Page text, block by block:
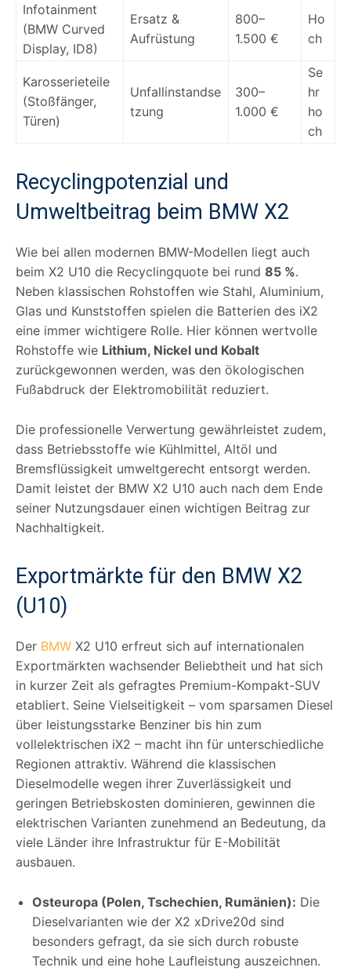
Infotainment
(BMW Curved
Display, ID8)
Ersatz &
Aufrüstung
800–
1.500 €
Ho
ch
Karosserieteile
(Stoßfänger,
Türen)
Unfallinstandse
tzung
300–
1.000 €
Se
hr
ho
ch
Recyclingpotenzial und
Umweltbeitrag beim BMW X2
Wie bei allen modernen BMW-Modellen liegt auch
beim X2 U10 die Recyclingquote bei rund 85 %.
Neben klassischen Rohstoffen wie Stahl, Aluminium,
Glas und Kunststoffen spielen die Batterien des iX2
eine immer wichtigere Rolle. Hier können wertvolle
Rohstoffe wie Lithium, Nickel und Kobalt
zurückgewonnen werden, was den ökologischen
Fußabdruck der Elektromobilität reduziert.
Die professionelle Verwertung gewährleistet zudem,
dass Betriebsstoffe wie Kühlmittel, Altöl und
Bremsflüssigkeit umweltgerecht entsorgt werden.
Damit leistet der BMW X2 U10 auch nach dem Ende
seiner Nutzungsdauer einen wichtigen Beitrag zur
Nachhaltigkeit.
Exportmärkte für den BMW X2
(U10)
Der BMW X2 U10 erfreut sich auf internationalen
Exportmärkten wachsender Beliebtheit und hat sich
in kurzer Zeit als gefragtes Premium-Kompakt-SUV
etabliert. Seine Vielseitigkeit – vom sparsamen Diesel
über leistungsstarke Benziner bis hin zum
vollelektrischen iX2 – macht ihn für unterschiedliche
Regionen attraktiv. Während die klassischen
Dieselmodelle wegen ihrer Zuverlässigkeit und
geringen Betriebskosten dominieren, gewinnen die
elektrischen Varianten zunehmend an Bedeutung, da
viele Länder ihre Infrastruktur für E-Mobilität
ausbauen.
Osteuropa (Polen, Tschechien, Rumänien): Die
Dieselvarianten wie der X2 xDrive20d sind
besonders gefragt, da sie sich durch robuste
Technik und eine hohe Laufleistung auszeichnen.